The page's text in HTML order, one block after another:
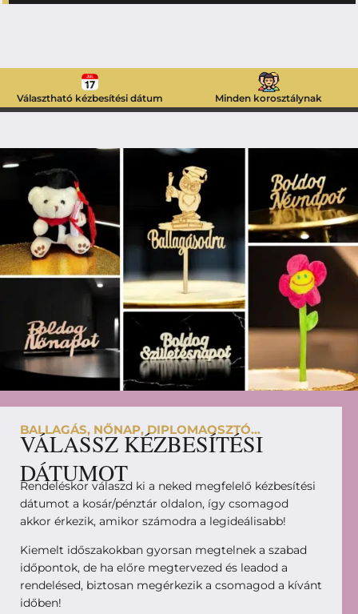
Választható kézbesítési dátum Minden korosztálynak
BALLAGÁS, NŐNAP, DIPLOMAOSZTÓ...
VÁLASSZ KÉZBESÍTÉSI
DÁTUMOT
Rendeléskor válaszd ki a neked megfelelő kézbesítési
dátumot a kosár/pénztár oldalon, így csomagod
akkor érkezik, amikor számodra a legideálisabb!
Kiemelt időszakokban gyorsan megtelnek a szabad
időpontok, de ha előre megtervezed és leadod a
rendelésed, biztosan megérkezik a csomagod a kívánt
időben!